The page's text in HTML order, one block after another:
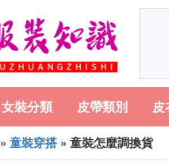
女裝分類 皮帶類別 皮
» 童裝穿搭» 童裝怎麼調換貨